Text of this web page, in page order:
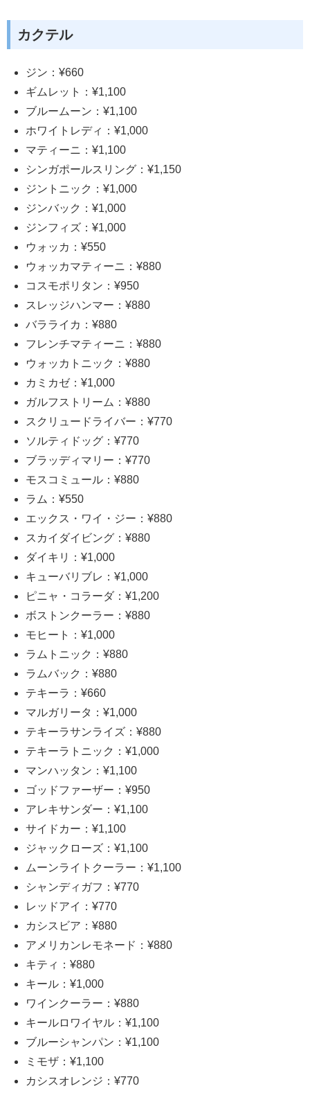
カクテル
ジン：¥660
ギムレット：¥1,100
ブルームーン：¥1,100
ホワイトレディ：¥1,000
マティーニ：¥1,100
シンガポールスリング：¥1,150
ジントニック：¥1,000
ジンバック：¥1,000
ジンフィズ：¥1,000
ウォッカ：¥550
ウォッカマティーニ：¥880
コスモポリタン：¥950
スレッジハンマー：¥880
バラライカ：¥880
フレンチマティーニ：¥880
ウォッカトニック：¥880
カミカゼ：¥1,000
ガルフストリーム：¥880
スクリュードライバー：¥770
ソルティドッグ：¥770
ブラッディマリー：¥770
モスコミュール：¥880
ラム：¥550
エックス・ワイ・ジー：¥880
スカイダイビング：¥880
ダイキリ：¥1,000
キューバリブレ：¥1,000
ピニャ・コラーダ：¥1,200
ボストンクーラー：¥880
モヒート：¥1,000
ラムトニック：¥880
ラムバック：¥880
テキーラ：¥660
マルガリータ：¥1,000
テキーラサンライズ：¥880
テキーラトニック：¥1,000
マンハッタン：¥1,100
ゴッドファーザー：¥950
アレキサンダー：¥1,100
サイドカー：¥1,100
ジャックローズ：¥1,100
ムーンライトクーラー：¥1,100
シャンディガフ：¥770
レッドアイ：¥770
カシスビア：¥880
アメリカンレモネード：¥880
キティ：¥880
キール：¥1,000
ワインクーラー：¥880
キールロワイヤル：¥1,100
ブルーシャンパン：¥1,100
ミモザ：¥1,100
カシスオレンジ：¥770